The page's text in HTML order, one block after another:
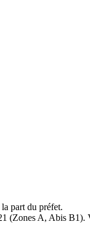
part du préfet.
(Zones A, Abis B1).